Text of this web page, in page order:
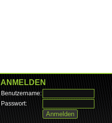
ANMELDEN
Benutzername:
Passwort: